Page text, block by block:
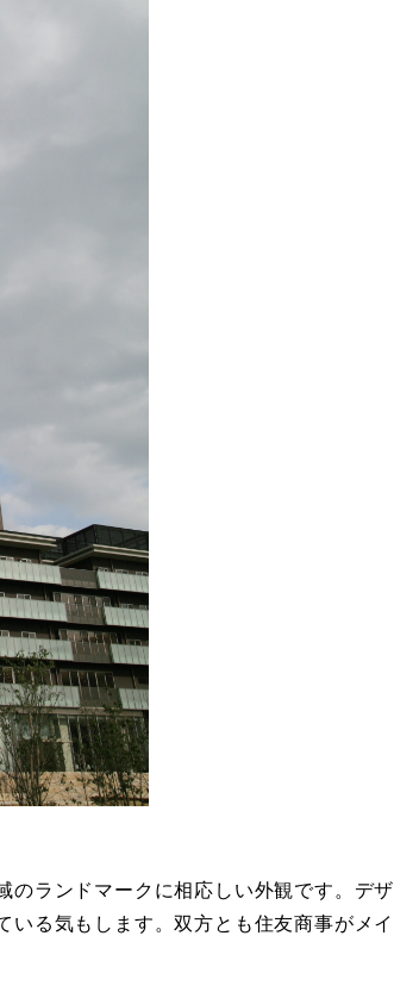
のランドマークに相応しい外観です。デザ
る気もします。双方とも住友商事がメイ